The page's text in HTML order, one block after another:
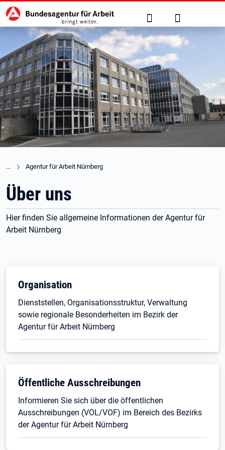
zu den Hauptinhalten springen
Hauptnavigation Suche Anmelden
Agentur für Arbeit Nürnberg
Über uns
Hier finden Sie allgemeine Informationen der Agentur für
Arbeit Nürnberg
Organisation
Dienststellen, Organisationsstruktur, Verwaltung
sowie regionale Besonderheiten im Bezirk der
Agentur für Arbeit Nürnberg
Öffentliche Ausschreibungen
Informieren Sie sich über die öffentlichen
Ausschreibungen (VOL/VOF) im Bereich des Bezirks
der Agentur für Arbeit Nürnberg